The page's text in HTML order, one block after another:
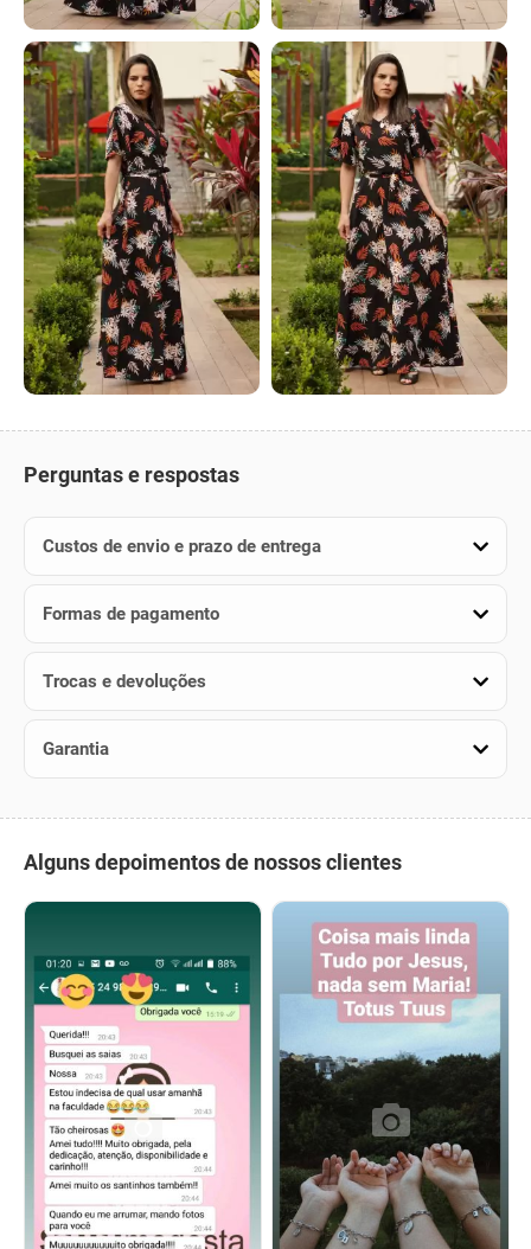
Perguntas e respostas
Custos de envio e prazo de entrega
Formas de pagamento
Trocas e devoluções
Garantia
Alguns depoimentos de nossos clientes